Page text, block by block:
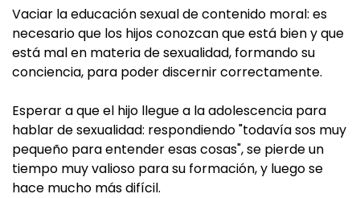
Vaciar la educación sexual de contenido moral: es
necesario que los hijos conozcan que está bien y que
está mal en materia de sexualidad, formando su
conciencia, para poder discernir correctamente.
Esperar a que el hijo llegue a la adolescencia para
hablar de sexualidad: respondiendo "todavía sos muy
pequeño para entender esas cosas", se pierde un
tiempo muy valioso para su formación, y luego se
hace mucho más difícil.